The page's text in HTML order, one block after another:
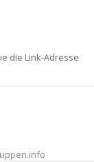
die Link-Adresse